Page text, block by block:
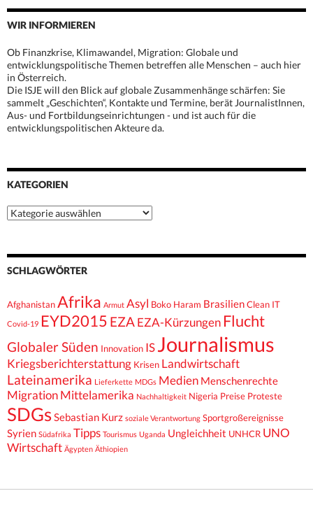
WIR INFORMIEREN
Ob Finanzkrise, Klimawandel, Migration: Globale und
entwicklungspolitische Themen betreffen alle Menschen – auch hier
in Österreich.
Die ISJE will den Blick auf globale Zusammenhänge schärfen: Sie
sammelt „Geschichten“, Kontakte und Termine, berät JournalistInnen,
Aus- und Fortbildungseinrichtungen - und ist auch für die
entwicklungspolitischen Akteure da.
KATEGORIEN
Kategorien
SCHLAGWÖRTER
AfghanistanAfrika Armut Asyl Boko Haram BrasilienClean IT
Covid-19 EYD2015 EZA EZA-Kürzungen Flucht
Globaler Süden Innovation IS Journalismus
Kriegsberichterstattung Krisen Landwirtschaft
Lateinamerika Lieferkette MDGs Medien Menschenrechte
Migration Mittelamerika Nachhaltigkeit Nigeria Preise Proteste
SDGsSebastian Kurz soziale Verantwortung Sportgroßereignisse
Syrien Südafrika Tipps Tourismus Uganda Ungleichheit UNHCR UNO
Wirtschaft Ägypten Äthiopien